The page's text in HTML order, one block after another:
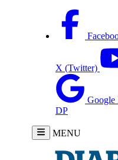
X (Twitter)
Google
DP
MENU